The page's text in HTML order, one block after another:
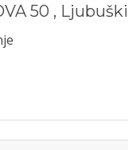
50 , Ljubuški